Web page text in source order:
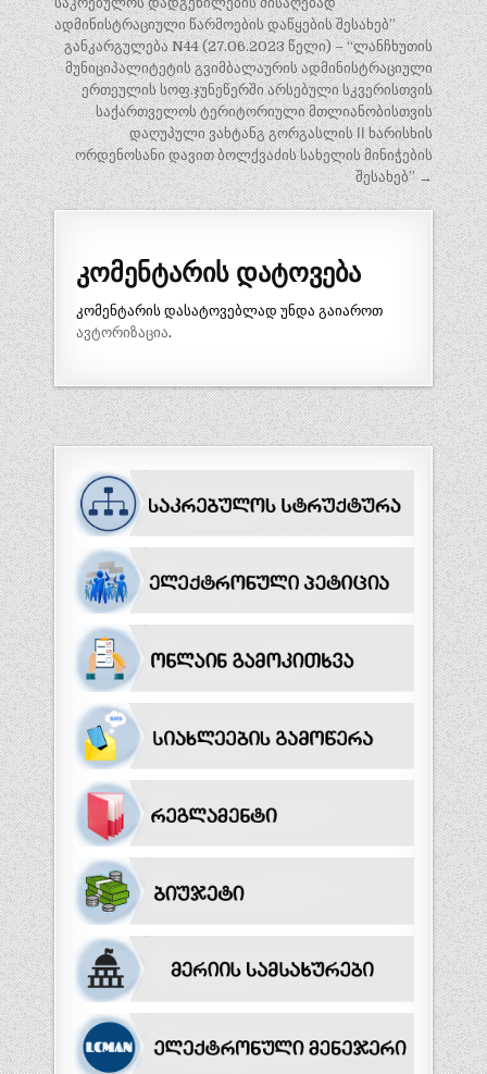
ი
ს
ნ
ა
ვ
ი
გ
ა
ც
ი
ა
ადმინისტრაციული წარმოების დაწყების შესახებ”
განკარგულება N44 (27.06.2023 წელი) – “ლანჩხუთის
მუნიციპალიტეტის გვიმბალაურის ადმინისტრაციული
ერთეულის სოფ.ჯუნეწერში არსებული სკვერისთვის
საქართველოს ტერიტორიული მთლიანობისთვის
დაღუპული ვახტანგ გორგასლის ΙΙ ხარისხის
ორდენოსანი დავით ბოლქვაძის სახელის მინიჭების
შესახებ” →
კომენტარის დატოვება
კომენტარის დასატოვებლად უნდა გაიაროთ
ავტორიზაცია.